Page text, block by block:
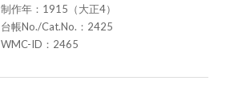
制作年：1915（大正4）
台帳No./Cat.No.：2425
WMC-ID：2465